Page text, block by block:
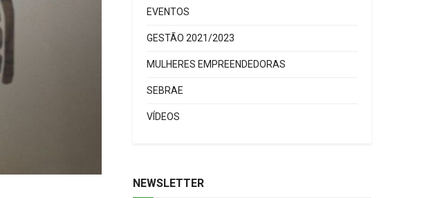
EVENTOS
GESTÃO 2021/2023
MULHERES EMPREENDEDORAS
SEBRAE
VÍDEOS
NEWSLETTER